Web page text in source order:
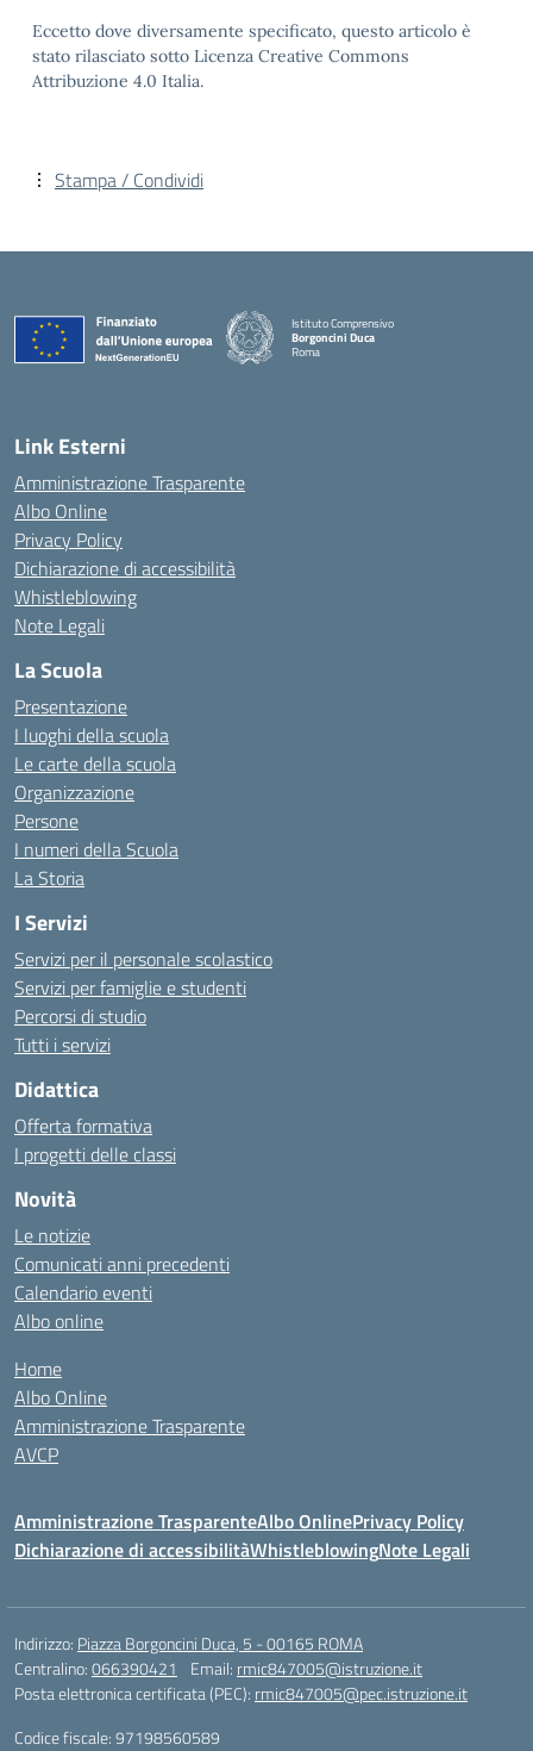
Eccetto dove diversamente specificato, questo articolo è
stato rilasciato sotto Licenza Creative Commons
Attribuzione 4.0 Italia.
Stampa / Condividi
Istituto Comprensivo
Borgoncini Duca
Roma
Link Esterni
Amministrazione Trasparente
Albo Online
Privacy Policy
Dichiarazione di accessibilità
Whistleblowing
Note Legali
La Scuola
Presentazione
I luoghi della scuola
Le carte della scuola
Organizzazione
Persone
I numeri della Scuola
La Storia
I Servizi
Servizi per il personale scolastico
Servizi per famiglie e studenti
Percorsi di studio
Tutti i servizi
Didattica
Offerta formativa
I progetti delle classi
Novità
Le notizie
Comunicati anni precedenti
Calendario eventi
Albo online
Home
Albo Online
Amministrazione Trasparente
AVCP
Amministrazione TrasparenteAlbo OnlinePrivacy Policy
Dichiarazione di accessibilitàWhistleblowingNote Legali
Indirizzo: Piazza Borgoncini Duca, 5 - 00165 ROMA
Centralino:066390421 Email: rmic847005@istruzione.it
Posta elettronica certificata (PEC): rmic847005@pec.istruzione.it
Codice fiscale: 97198560589